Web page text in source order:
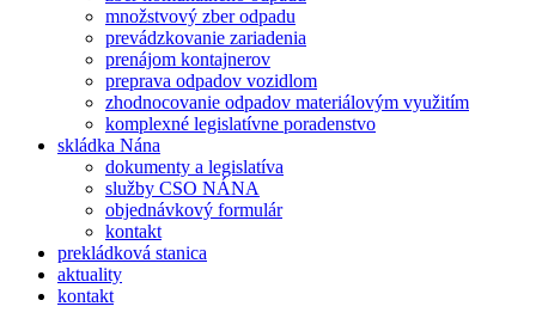
množstvový zber odpadu
prevádzkovanie zariadenia
prenájom kontajnerov
preprava odpadov vozidlom
zhodnocovanie odpadov materiálovým využitím
komplexné legislatívne poradenstvo
skládka Nána
dokumenty a legislatíva
služby CSO NÁNA
objednávkový formulár
kontakt
prekládková stanica
aktuality
kontakt